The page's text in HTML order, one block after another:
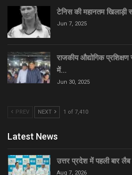
टेनिस की महानतम खिलाड़ी
Jun 7, 2025
राजकीय औद्योगिक
में…
Jun 30, 2025
PREV NEXT 1 of 7,410
Latest News
उत्तर प्रदेश में पहली बार
Aug 7, 2026